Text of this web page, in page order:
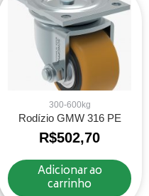
300-600kg
Rodízio GMW 316 PE
R$502,70
Adicionar ao
carrinho